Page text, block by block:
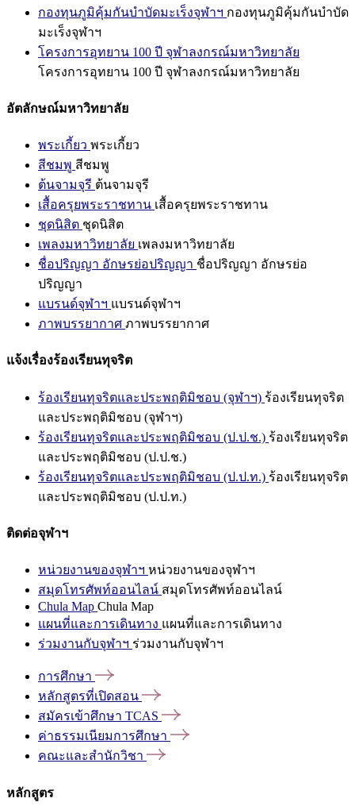
กองทุนภูมิคุ้มกันบำบัดมะเร็งจุฬาฯ กองทุนภูมิคุ้มกันบำบัด
มะเร็งจุฬาฯ
โครงการอุทยาน 100 ปี จุฬาลงกรณ์มหาวิทยาลัย
โครงการอุทยาน 100 ปี จุฬาลงกรณ์มหาวิทยาลัย
อัตลักษณ์มหาวิทยาลัย
พระเกี้ยว พระเกี้ยว
สีชมพู สีชมพู
ต้นจามจุรี ต้นจามจุรี
เสื้อครุยพระราชทาน เสื้อครุยพระราชทาน
ชุดนิสิต ชุดนิสิต
เพลงมหาวิทยาลัย เพลงมหาวิทยาลัย
ชื่อปริญญา อักษรย่อปริญญา ชื่อปริญญา อักษรย่อ
ปริญญา
แบรนด์จุฬาฯ แบรนด์จุฬาฯ
ภาพบรรยากาศ ภาพบรรยากาศ
แจ้งเรื่องร้องเรียนทุจริต
ร้องเรียนทุจริตและประพฤติมิชอบ (จุฬาฯ) ร้องเรียนทุจริต
และประพฤติมิชอบ (จุฬาฯ)
ร้องเรียนทุจริตและประพฤติมิชอบ (ป.ป.ช.) ร้องเรียนทุจริต
และประพฤติมิชอบ (ป.ป.ช.)
ร้องเรียนทุจริตและประพฤติมิชอบ (ป.ป.ท.) ร้องเรียนทุจริต
และประพฤติมิชอบ (ป.ป.ท.)
ติดต่อจุฬาฯ
หน่วยงานของจุฬาฯ หน่วยงานของจุฬาฯ
สมุดโทรศัพท์ออนไลน์ สมุดโทรศัพท์ออนไลน์
Chula Map Chula Map
แผนที่และการเดินทาง แผนที่และการเดินทาง
ร่วมงานกับจุฬาฯ ร่วมงานกับจุฬาฯ
การศึกษา
หลักสูตรที่เปิดสอน
สมัครเข้าศึกษา TCAS
ค่าธรรมเนียมการศึกษา
คณะและสำนักวิชา
หลักสูตร